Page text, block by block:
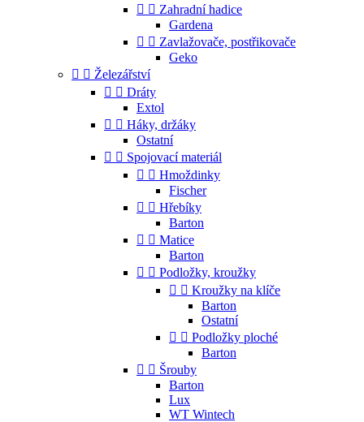
  Zahradní hadice
Gardena
  Zavlažovače, postřikovače
Geko
  Železářství
  Dráty
Extol
  Háky, držáky
Ostatní
  Spojovací materiál
  Hmoždinky
Fischer
  Hřebíky
Barton
  Matice
Barton
  Podložky, kroužky
  Kroužky na klíče
Barton
Ostatní
  Podložky ploché
Barton
  Šrouby
Barton
Lux
WT Wintech